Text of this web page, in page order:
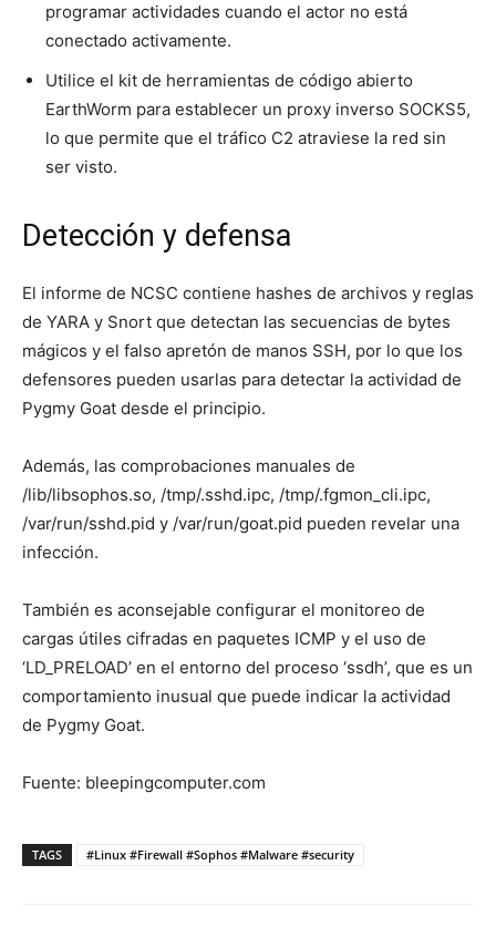
programar actividades cuando el actor no está
conectado activamente.
Utilice el kit de herramientas de código abierto
EarthWorm para establecer un proxy inverso SOCKS5,
lo que permite que el tráfico C2 atraviese la red sin
ser visto.
Detección y defensa
El informe de NCSC contiene hashes de archivos y reglas
de YARA y Snort que detectan las secuencias de bytes
mágicos y el falso apretón de manos SSH, por lo que los
defensores pueden usarlas para detectar la actividad de
Pygmy Goat desde el principio.
Además, las comprobaciones manuales de
/lib/libsophos.so, /tmp/.sshd.ipc, /tmp/.fgmon_cli.ipc,
/var/run/sshd.pid y /var/run/goat.pid pueden revelar una
infección.
También es aconsejable configurar el monitoreo de
cargas útiles cifradas en paquetes ICMP y el uso de
‘LD_PRELOAD’ en el entorno del proceso ‘ssdh’, que es un
comportamiento inusual que puede indicar la actividad
de Pygmy Goat.
Fuente: bleepingcomputer.com
TAGS #Linux #Firewall #Sophos #Malware #security